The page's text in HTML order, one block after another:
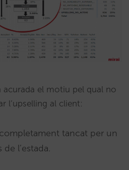
acurada el motiu pel qual no
l’upselling al client:
tancat per un
l’estada.